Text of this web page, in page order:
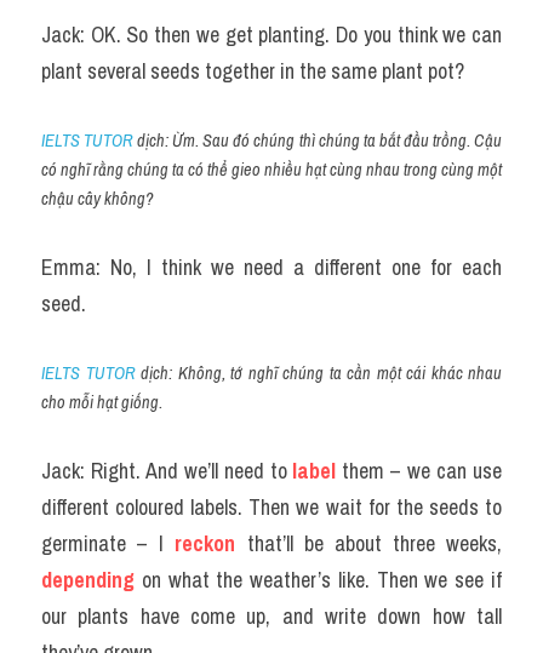
Jack: OK. So then we get planting. Do you think we can
plant several seeds together in the same plant pot?
IELTS TUTOR dịch: Ừm. Sau đó chúng thì chúng ta bắt đầu trồng. Cậu
có nghĩ rằng chúng ta có thể gieo nhiều hạt cùng nhau trong cùng một
chậu cây không?
Emma: No, I think we need a different one for each
seed.
IELTS TUTOR dịch: Không, tớ nghĩ chúng ta cần một cái khác nhau
cho mỗi hạt giống.
Jack: Right. And we’ll need to label them – we can use
different coloured labels. Then we wait for the seeds to
germinate – I reckon
depending on what the weather’s like. Then we see if
our plants have come up, and write down how tall